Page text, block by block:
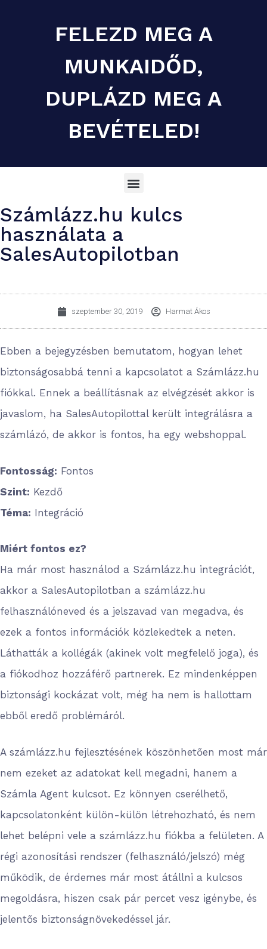
FELEZD MEG A
MUNKAIDŐD,
DUPLÁZD MEG A
BEVÉTELED!
Számlázz.hu kulcs
használata a
SalesAutopilotban
szeptember 30, 2019 Harmat Ákos
Ebben a bejegyzésben bemutatom, hogyan lehet
biztonságosabbá tenni a kapcsolatot a Számlázz.hu
fiókkal. Ennek a beállításnak az elvégzését akkor is
javaslom, ha SalesAutopilottal került integrálásra a
számlázó, de akkor is fontos, ha egy webshoppal.
Fontosság: Fontos
Szint: Kezdő
Téma: Integráció
Miért fontos ez?
Ha már most használod a Számlázz.hu integrációt,
akkor a SalesAutopilotban a számlázz.hu
felhasználóneved és a jelszavad van megadva, és
ezek a fontos információk közlekedtek a neten.
Láthatták a kollégák (akinek volt megfelelő joga), és
a fiókodhoz hozzáférő partnerek. Ez mindenképpen
biztonsági kockázat volt, még ha nem is hallottam
ebből eredő problémáról.
A számlázz.hu fejlesztésének köszönhetően most már
nem ezeket az adatokat kell megadni, hanem a
Számla Agent kulcsot. Ez könnyen cserélhető,
kapcsolatonként külön-külön létrehozható, és nem
lehet belépni vele a számlázz.hu fiókba a felületen. A
régi azonosítási rendszer (felhasználó/jelszó) még
működik, de érdemes már most átállni a kulcsos
megoldásra, hiszen csak pár percet vesz igénybe, és
jelentős biztonságnövekedéssel jár.